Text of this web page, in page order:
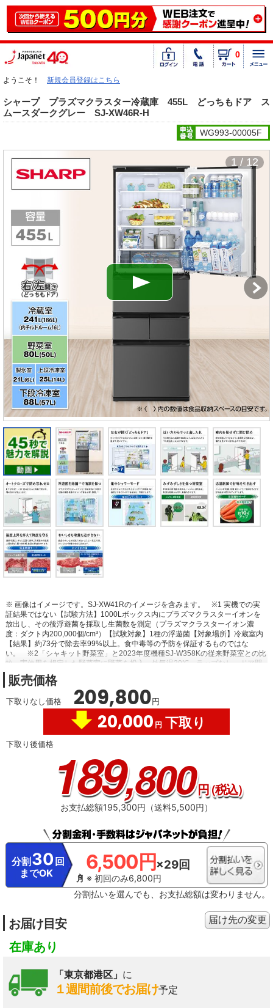
0
ようこそ！ 新規会員登録はこちら
シャープ プラズマクラスター冷蔵庫 455L どっちもドア ス
ムースダークグレー SJ-XW46R-H
WG993-00005F
1 / 12
※ 画像はイメージです。SJ-XW41Rのイメージを含みます。
※1 実機での実
証結果ではない【試験方法】1000Lボックス内にプラズマクラスターイオンを
放出し、その後浮遊菌を採取し生菌数を測定（プラズマクラスターイオン濃
度：ダクト内200,000個/cm³）【試験対象】1種の浮遊菌【対象場所】冷蔵室内
【結果】約73分で除去率99%以上。食中毒等の予防を保証するものではな
い。
※2「シャキット野菜室」と2023年度機種SJ-W358Kの従来野菜室との比
較。実使用を想定した野菜室に野菜を投入。外気温20℃、ラップなし、ドア開
閉なしで7日間保存にて算出。
の試験結果より算出。ラップなし、ドア開閉なしでニンジンを7日間保存し、糖
※4 冷凍保存1週間後、室温解凍した場合の2017年度機種SJ-
GX55D（SJ-XW41Rと同等）とメーカー2015年度機種SJ-PF47Bとのメーカー
試験比較。食材の種類・状態・解凍方法などにより効果は異なります。
販売価格
下取りなし価格 209,800円
20,000 円 下取り
下取り後価格 189,800円（税込）
お支払総額195,300円（送料5,500円）
分割 30 回
までOK
6,500円×29回
※ 初回のみ6,800円
分割払いを選んでも、お支払総額は変わりません。
お届け目安
在庫あり
「東京都港区」 に
１週間前後でお届け予定
届け先の変更